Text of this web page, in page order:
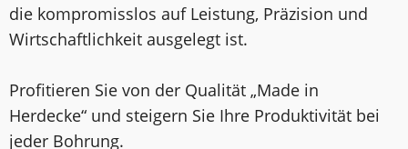
die kompromisslos auf Leistung, Präzision und
Wirtschaftlichkeit ausgelegt ist.
Profitieren Sie von der Qualität „Made in
Herdecke“ und steigern Sie Ihre Produktivität bei
jeder Bohrung.